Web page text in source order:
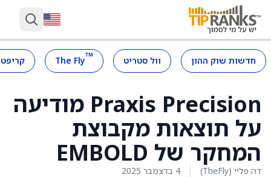
חדשות שוק ההון וול סטריט ™
The Fly
Praxis Precision מודיעה
על תוצאות מקבוצת
המחקר של EMBOLD
דה פליי (TheFly) 4 בדצמבר 2025